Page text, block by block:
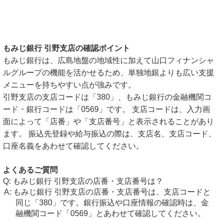
もみじ銀行 引野支店の確認ポイント
もみじ銀行は、広島地盤の地域性に加えて山口フィナンシャ
ルグループの機能を活かせるため、単独地銀よりも広い支援
メニューを持ちやすい点が強みです。
引野支店の支店コードは「380」、もみじ銀行の金融機関コ
ード・銀行コードは「0569」です。 支店コードは、入力画
面によって「店番」や「支店番号」と表示されることがあり
ます。 振込先登録や給与振込の際は、支店名、支店コード、
口座名義をあわせて確認してください。
よくあるご質問
もみじ銀行 引野支店の店番・支店番号は？
もみじ銀行 引野支店の店番・支店番号は、支店コードと
同じ「380」です。銀行振込や口座情報の確認時は、金
融機関コード「0569」とあわせて確認してください。